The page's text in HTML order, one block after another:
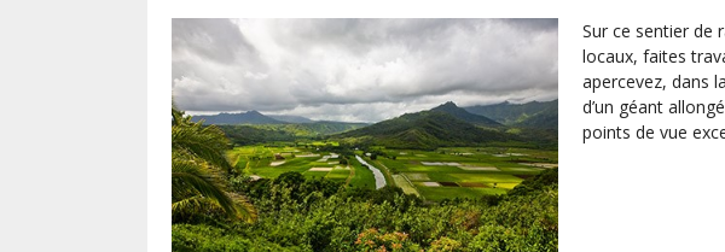
Sur ce sentier de
locaux, faites
apercevez, dans
d’un géant
points de vue